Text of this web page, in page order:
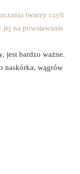
twarzy czyli
jej na powstawanie
jest bardzo ważne.
naskórka, wągrów